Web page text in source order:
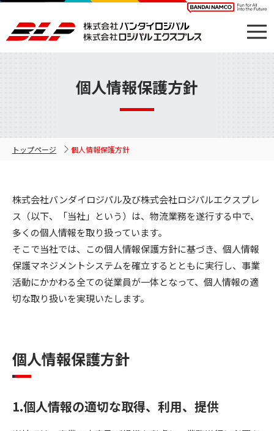
個人情報保護方針
トップページ 個人情報保護方針
株式会社バンダイロジパル及び株式会社ロジパルエクスプレ
ス（以下、「当社」という）は、物流業務を遂行する中で、
多くの個人情報を取り扱っています。
そこで当社では、この個人情報保護方針に基づき、個人情報
保護マネジメントシステムを確立するとともに実行し、事業
活動にかかわる全ての従業員が一体となって、個人情報の適
切な取り扱いを実現いたします。
個人情報保護方針
1.個人情報の適切な取得、利用、提供